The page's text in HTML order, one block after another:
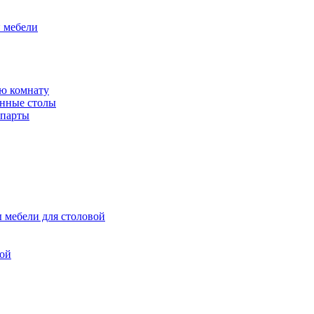
мебели
комнату
столы
для столовой